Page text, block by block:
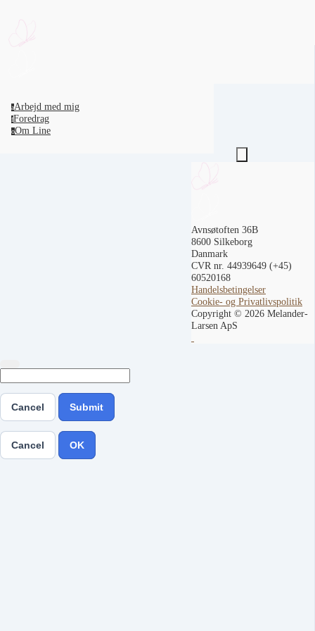
aArbejd med mig
fForedrag
oOm Line
Avnsøtoften 36B
8600 Silkeborg
Danmark
CVR nr. 44939649 (+45)
60520168
Handelsbetingelser
Cookie- og Privatlivspolitik
Copyright © 2026 Melander-
Larsen ApS
Cancel Submit
Cancel OK